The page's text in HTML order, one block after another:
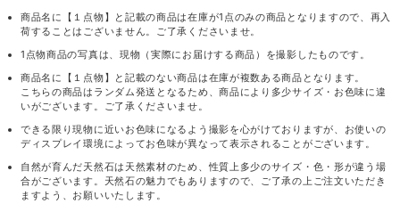
商品名に【１点物】と記載の商品は在庫が1点のみの商品となりますので、再入
荷することはございません。ご了承くださいませ。
1点物商品の写真は、現物（実際にお届けする商品）を撮影したものです。
商品名に【１点物】と記載のない商品は在庫が複数ある商品となります。
こちらの商品はランダム発送となるため、商品により多少サイズ・お色味に違
いがございます。ご了承くださいませ。
できる限り現物に近いお色味になるよう撮影を心がけておりますが、お使いの
ディスプレイ環境によってお色味が異なって表示されることがございます。
自然が育んだ天然石は天然素材のため、性質上多少のサイズ・色・形が違う場
合がございます。天然石の魅力でもありますので、ご了承の上ご注文いただき
ますよう、お願いいたします。